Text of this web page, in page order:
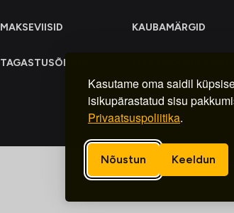
Kasutame oma saidil
isikupärastatud sisu
Privaatsuspoliitika.
Nõustun Keeldun
MAKSEVIISID KAUBAMÄRGID
TAGASTUSÕIGUS
KOGUMINE